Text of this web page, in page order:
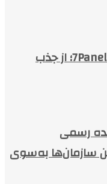
خدمات شبکه‌های اجتماعی 7Panel؛ از جذب
رسمی
سازمان‌ها به‌سوی